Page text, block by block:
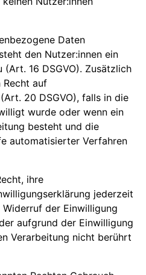
Daten
den Nutzer:innen ein
16 DSGVO). Zusätzlich
Recht auf
20 DSGVO), falls in die
wurde oder wenn ein
besteht und die
automatisierter Verfahren
ihre
jederzeit
der Einwilligung
aufgrund der Einwilligung
Verarbeitung nicht berührt